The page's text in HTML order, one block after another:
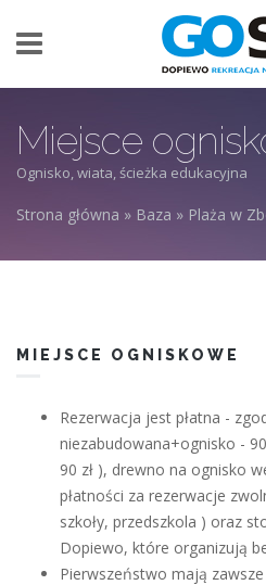
Miejsce
Ognisko, wiata, ścieżka edukacyjna
Strona główna » Baza » Plaża w
MIEJSCE OGNISKOWE
Rezerwacja jest płatna -
niezabudowana+ognisko -
90 zł ), drewno na ognisko
płatności za rezerwacje
szkoły, przedszkola ) oraz
Dopiewo, które organizują
Pierwszeństwo mają